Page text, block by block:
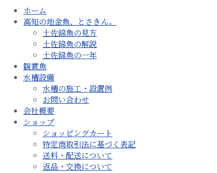
ホーム
高知の地金魚、とさきん。
土佐錦魚の見方
土佐錦魚の解説
土佐錦魚の一年
観賞魚
水槽設備
水槽の施工・設置例
お問い合わせ
会社概要
ショップ
ショッピングカート
特定商取引法に基づく表記
送料・配送について
返品・交換について